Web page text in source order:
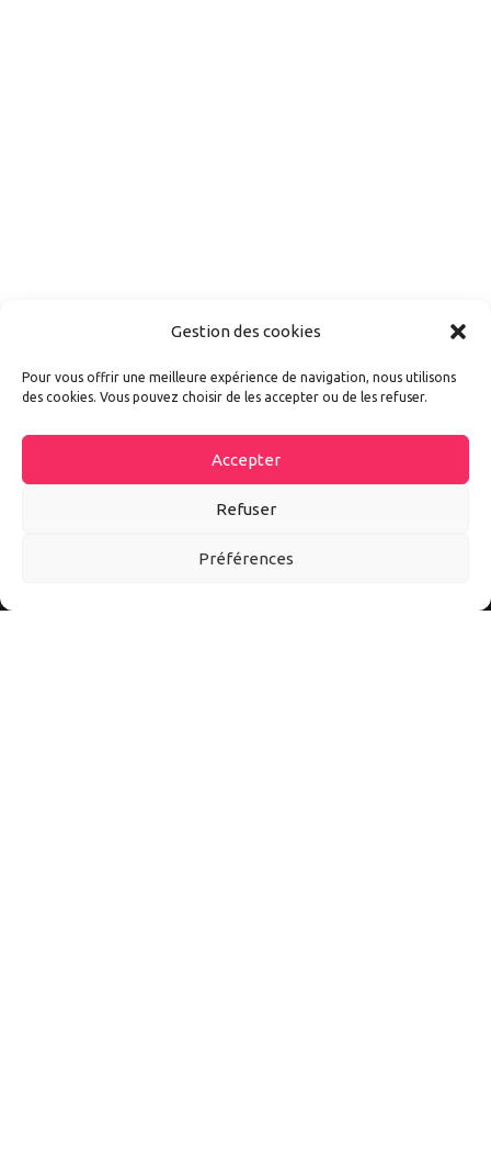
Gestion des cookies
Pour vous offrir une meilleure expérience de navigation, nous utilisons
des cookies. Vous pouvez choisir de les accepter ou de les refuser.
Accepter
Refuser
Préférences